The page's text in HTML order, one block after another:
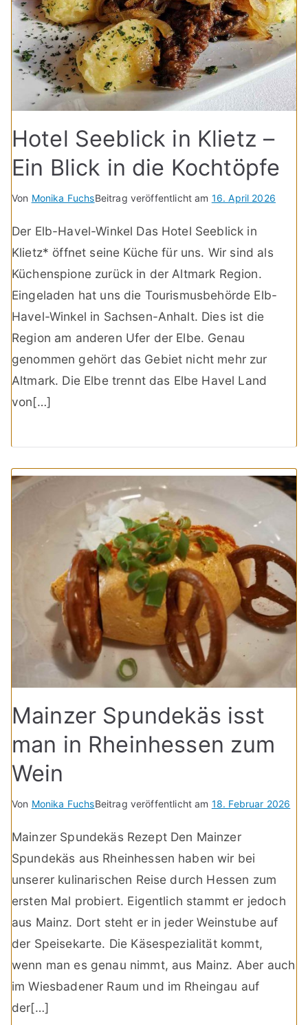
Hotel Seeblick in Klietz –
Ein Blick in die Kochtöpfe
Von Monika FuchsBeitrag veröffentlicht am 16. April 2026
Der Elb-Havel-Winkel Das Hotel Seeblick in
Klietz* öffnet seine Küche für uns. Wir sind als
Küchenspione zurück in der Altmark Region.
Eingeladen hat uns die Tourismusbehörde Elb-
Havel-Winkel in Sachsen-Anhalt. Dies ist die
Region am anderen Ufer der Elbe. Genau
genommen gehört das Gebiet nicht mehr zur
Altmark. Die Elbe trennt das Elbe Havel Land
von[…]
Mainzer Spundekäs isst
man in Rheinhessen zum
Wein
Von Monika FuchsBeitrag veröffentlicht am 18. Februar 2026
Mainzer Spundekäs Rezept Den Mainzer
Spundekäs aus Rheinhessen haben wir bei
unserer kulinarischen Reise durch Hessen zum
ersten Mal probiert. Eigentlich stammt er jedoch
aus Mainz. Dort steht er in jeder Weinstube auf
der Speisekarte. Die Käsespezialität kommt,
wenn man es genau nimmt, aus Mainz. Aber auch
im Wiesbadener Raum und im Rheingau auf
der[…]